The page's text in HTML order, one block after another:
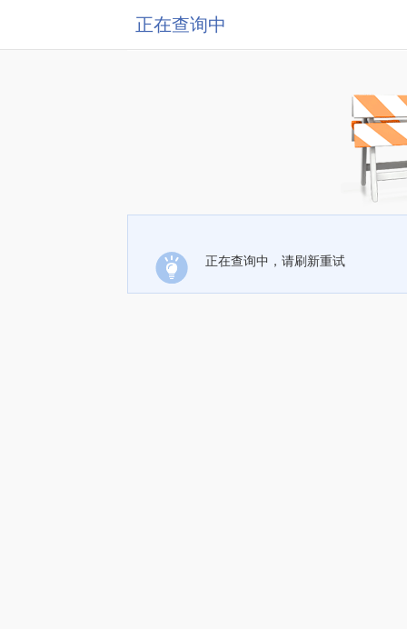
正在查询中
正在查询中，请刷新重试